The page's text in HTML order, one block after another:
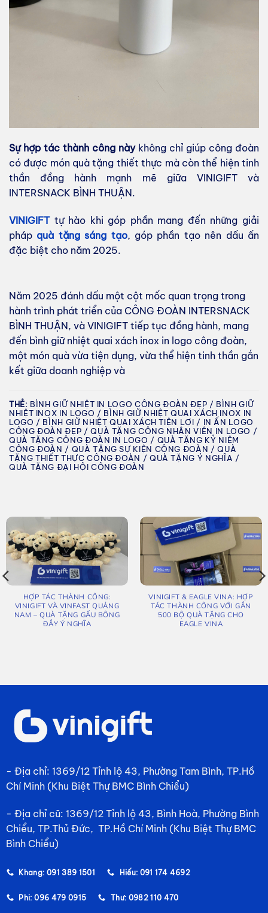
Sự hợp tác thành công nàykhông chỉ giúp công đoàn
có được món quà tặng thiết thực mà còn thể hiện tinh
thần đồng hành mạnh mẽ giữa VINIGIFT và
INTERSNACK BÌNH THUẬN.
VINIGIFT tự hào khi góp phần mang đến những giải
pháp quà tặng sáng tạo, góp phần tạo nên dấu ấn
đặc biệt cho năm 2025.
Năm 2025 đánh dấu một cột mốc quan trọng trong
hành trình phát triển của CÔNG ĐOÀN INTERSNACK
BÌNH THUẬN, và VINIGIFT tiếp tục đồng hành, mang
đến bình giữ nhiệt quai xách inox in logo công đoàn,
một món quà vừa tiện dụng, vừa thể hiện tinh thần gắn
kết giữa doanh nghiệp và
THẺ: BÌNH GIỮ NHIỆT IN LOGO CÔNG ĐOÀN ĐẸP / BÌNH GIỮ
NHIỆT INOX IN LOGO / BÌNH GIỮ NHIỆT QUAI XÁCH INOX IN
LOGO / BÌNH GIỮ NHIỆT QUAI XÁCH TIỆN LỢI / IN ẤN LOGO
CÔNG ĐOÀN ĐẸP / QUÀ TẶNG CÔNG NHÂN VIÊN IN LOGO /
QUÀ TẶNG CÔNG ĐOÀN IN LOGO / QUÀ TẶNG KỶ NIỆM
CÔNG ĐOÀN / QUÀ TẶNG SỰ KIỆN CÔNG ĐOÀN / QUÀ
TẶNG THIẾT THỰC CÔNG ĐOÀN / QUÀ TẶNG Ý NGHĨA /
QUÀ TẶNG ĐẠI HỘI CÔNG ĐOÀN
HỢP TÁC THÀNH CÔNG:
VINIGIFT VÀ VINFAST QUẢNG
NAM – QUÀ TẶNG GẤU BÔNG
ĐẦY Ý NGHĨA
VINIGIFT & EAGLE VINA: HỢP
TÁC THÀNH CÔNG VỚI GẦN
500 BỘ QUÀ TẶNG CHO
EAGLE VINA
- Địa chỉ: 1369/12 Tỉnh lộ 43, Phường Tam Bình, TP.Hồ
Chí Minh (Khu Biệt Thự BMC Bình Chiểu)
- Địa chỉ cũ: 1369/12 Tỉnh lộ 43, Bình Hoà, Phường Bình
Chiểu, TP.Thủ Đức, TP.Hồ Chí Minh (Khu Biệt Thự BMC
Bình Chiểu)
Khang: 091 389 1501 Hiếu: 091 174 4692
Phi: 096 479 0915 Thư: 0982 110 470